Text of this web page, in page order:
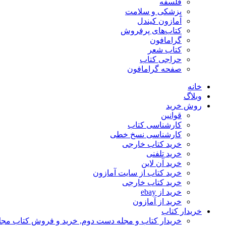
فلسفه
پزشکی و سلامت
آمازون کیندل
کتاب‌های پرفروش
گرامافون
کتاب شعر
حراجی کتاب
صفحه گرامافون
خانه
وبلاگ
روش خرید
قوانین
کارشناسی کتاب
کارشناسی نسخ خطی
خرید کتاب خارجی
خرید تلفنی
خرید آن لاین
خرید کتاب از سایت آمازون
خرید کتاب خارجی
خرید از ebay
خرید از آمازون
خریدار کتاب
خریدار کتاب و مجله دست دوم, خرید و فروش کتاب